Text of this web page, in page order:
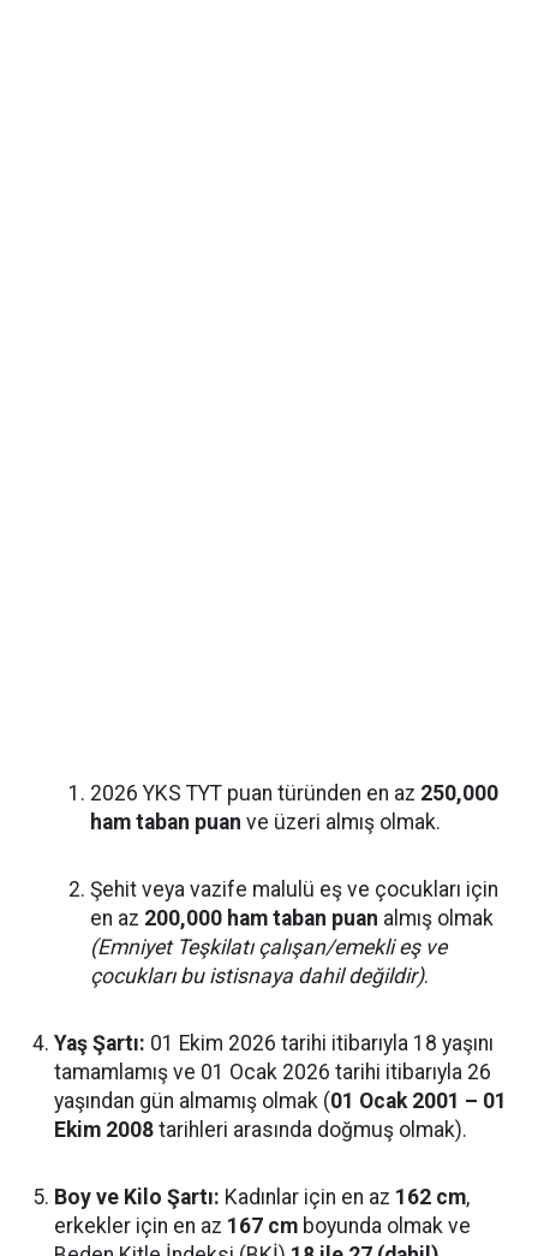
2026 YKS TYT puan türünden en az 250,000
ham taban puan ve üzeri almış olmak.
Şehit veya vazife malulü eş ve çocukları için
en az 200,000 ham taban puan almış olmak
(Emniyet Teşkilatı çalışan/emekli eş ve
çocukları bu istisnaya dahil değildir).
Yaş Şartı: 01 Ekim 2026 tarihi itibarıyla 18 yaşını
tamamlamış ve 01 Ocak 2026 tarihi itibarıyla 26
yaşından gün almamış olmak (01 Ocak 2001 – 01
Ekim 2008 tarihleri arasında doğmuş olmak).
Boy ve Kilo Şartı: Kadınlar için en az 162 cm,
erkekler için en az 167 cm boyunda olmak ve